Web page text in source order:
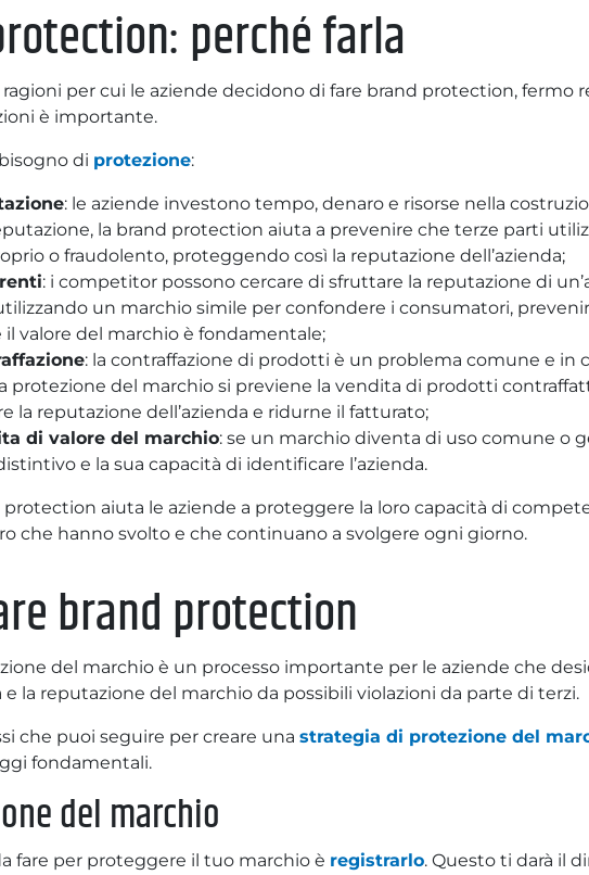
perché farla
ragioni per cui le aziende decidono di fare brand protection, fermo
è importante.
di protezione:
: le aziende investono tempo, denaro e risorse nella
la brand protection aiuta a prevenire che terze parti
o fraudolento, proteggendo così la reputazione dell’azienda;
: i competitor possono cercare di sfruttare la reputazione di
un marchio simile per confondere i consumatori,
valore del marchio è fondamentale;
: la contraffazione di prodotti è un problema comune e in
protezione del marchio si previene la vendita di prodotti
la reputazione dell’azienda e ridurne il fatturato;
di valore del marchio: se un marchio diventa di uso comune o
e la sua capacità di identificare l’azienda.
aiuta le aziende a proteggere la loro capacità di
che hanno svolto e che continuano a svolgere ogni giorno.
brand protection
del marchio è un processo importante per le aziende che
la reputazione del marchio da possibili violazioni da parte di terzi.
che puoi seguire per creare una strategia di protezione del
fondamentali.
del marchio
fare per proteggere il tuo marchio è registrarlo. Questo ti darà il